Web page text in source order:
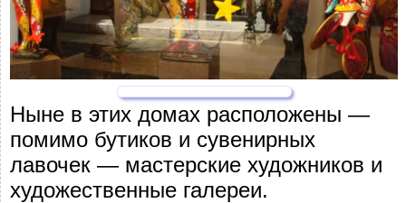
Ныне в этих домах расположены —
помимо бутиков и сувенирных
лавочек — мастерские художников и
художественные галереи.